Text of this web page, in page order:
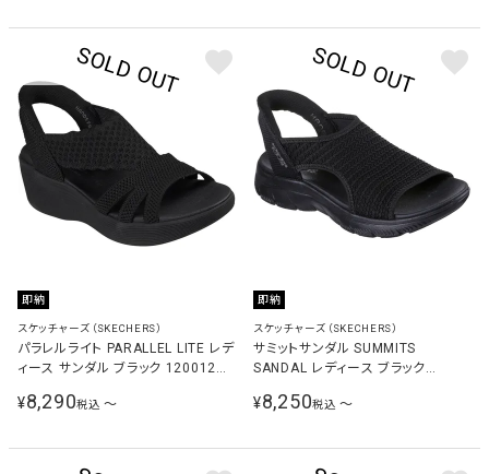
即納
スケッチャーズ（SKECHERS）
パラレルライト PARALLEL LITE レデ
ィース サンダル ブラック 120012
¥8,290税込 〜
即納
スケッチャーズ（SKECHERS）
サミットサンダル SUMMITS
SANDAL レディース ブラック
¥8,250税込 〜